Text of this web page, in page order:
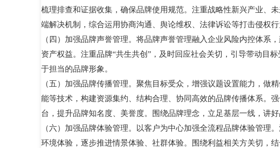
梳理排查和证据收集，确保品牌使用规范。注重战略性新兴产业、
端解决机制，综合运用协商沟通、舆论维权、法律诉讼等打击侵权行
（四）加强品牌声誉管理。将品牌声誉管理融入企业风险内控体
资产权益。注重品牌“共生共创”，及时回应社会关切，引导带动目
于担当的品牌形象。
（五）加强品牌传播管理。聚焦目标受众，增强议题设置能力，
能等技术，构建资源集约、结构合理、协同高效的品牌传播体系。
台，提升品牌知名度、美誉度。围绕品牌理念，立足基层一线，讲
（六）加强品牌体验管理。以客户为中心加强全流程品牌体验管理
环境体验，逐步推进情景体验、社群体验。围绕利益相关方关切，